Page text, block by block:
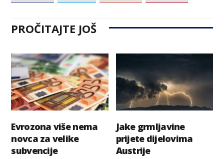
PROČITAJTE JOŠ
Evrozona više nema
novca za velike
subvencije
Jake grmljavine
prijete dijelovima
Austrije